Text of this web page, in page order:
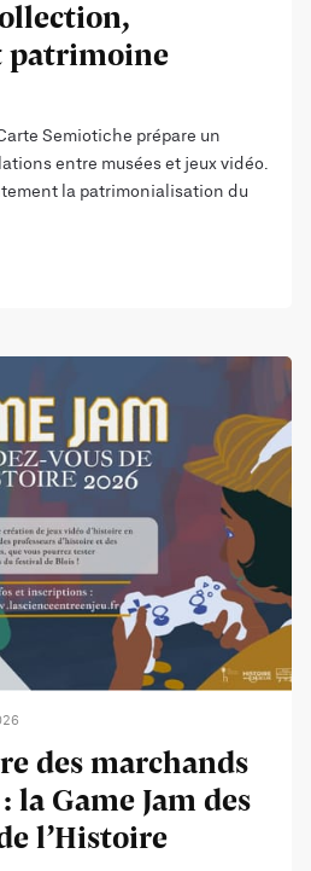
Semiotiche prépare un
entre musées et jeux vidéo.
la patrimonialisation du
des marchands
la Game Jam des
l’Histoire